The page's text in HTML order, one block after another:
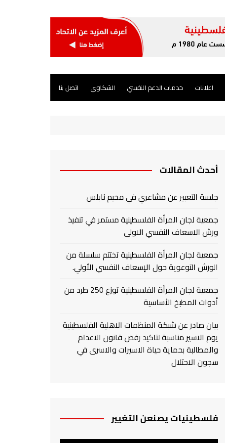
اعلانات خدمات الدعم النفسي الشكاوي اتصل بنا
أحدث المقالات
جلسة التعبير عن مشاعري في مخيم نابلس
جمعية لجان المرأة الفلسطينية مستمر في تنفيذ
ورش الاسعاف النفسي الاولى
جمعية لجان المرأة الفلسطينية تختتم سلسلة من
الورش التوعوية حول الإسعاف النفسي الأولي.
جمعية لجان المرأة الفلسطينية توزع 250 طرد من
أدوات المطبخ الأساسية
بيان صادر عن شبكة المنظمات الاهلية الفلسطينية
يوم الاسير مناسبة لتاكيد رفض قانون الاعدام
والمطالبة بحماية حياة الاسيرات والاسرى في
سجون الاحتلال
فلسطينيات يصنعن التغيير